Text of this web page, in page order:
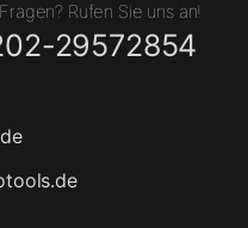
Rufen Sie uns an!
29572854